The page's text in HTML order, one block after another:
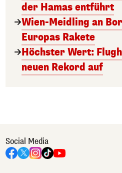
der Hamas entführt
Wien-Meidling an
Europas Rakete
Höchster Wert:
neuen Rekord auf
Social Media